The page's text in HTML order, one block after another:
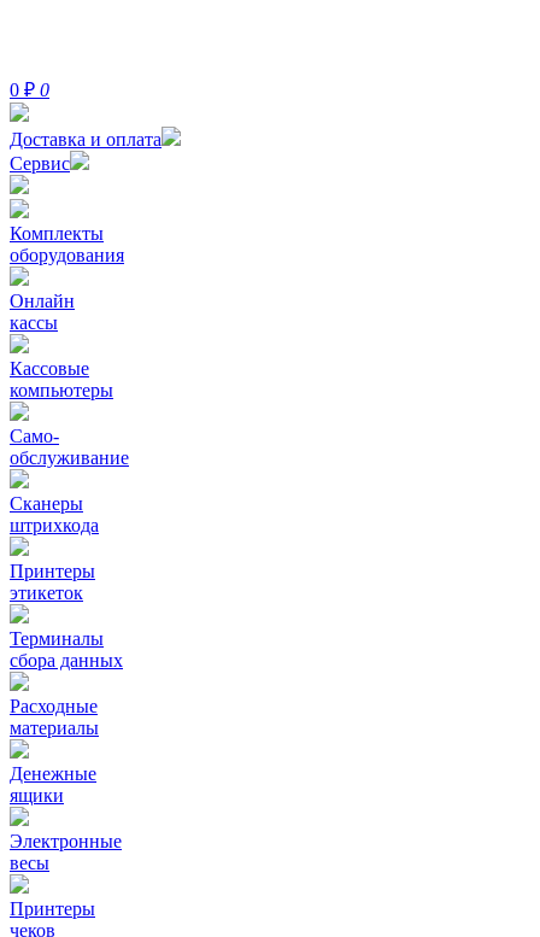
0 ₽ 0
Доставка и оплата
Сервис
Комплекты
оборудования
Онлайн
кассы
Кассовые
компьютеры
Само-
обслуживание
Сканеры
штрихкода
Принтеры
этикеток
Терминалы
сбора данных
Расходные
материалы
Денежные
ящики
Электронные
весы
Принтеры
чеков